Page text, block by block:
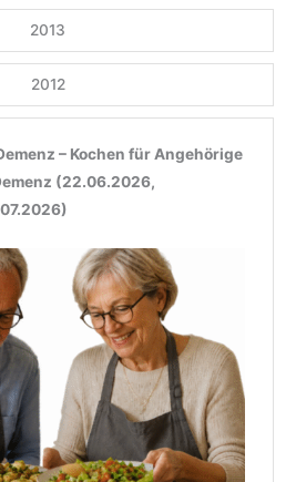
2013
2012
– Kochen für Angehörige
(22.06.2026,